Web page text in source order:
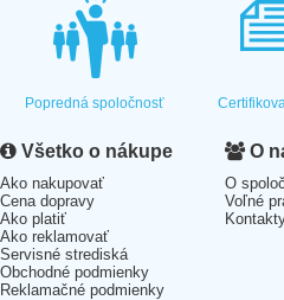
Popredná spoločnosť
Všetko o nákupe
Ako nakupovať
Cena dopravy
Ako platiť
Ako reklamovať
Servisné strediská
Obchodné podmienky
Reklamačné podmienky
O
O
Voľné